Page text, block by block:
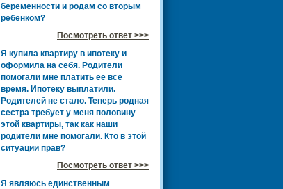
беременности и родам со вторым
ребёнком?
Посмотреть ответ >>>
Я купила квартиру в ипотеку и
оформила на себя. Родители
помогали мне платить ее все
время. Ипотеку выплатили.
Родителей не стало. Теперь родная
сестра требует у меня половину
этой квартиры, так как наши
родители мне помогали. Кто в этой
ситуации прав?
Посмотреть ответ >>>
Я являюсь единственным